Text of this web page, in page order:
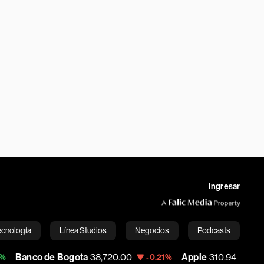
Ingresar
Línea Studios Negocios Podcasts
English
Bogota 38,720.00 -0.21% Apple 310.94 +0.55%